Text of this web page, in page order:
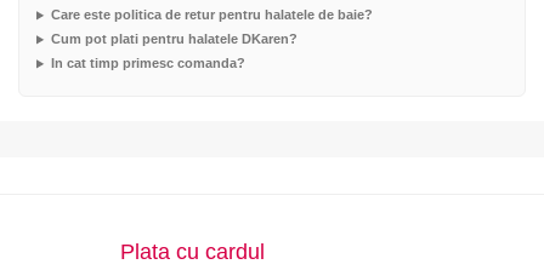
Care este politica de retur pentru halatele de baie?
Cum pot plati pentru halatele DKaren?
In cat timp primesc comanda?
Plata cu cardul